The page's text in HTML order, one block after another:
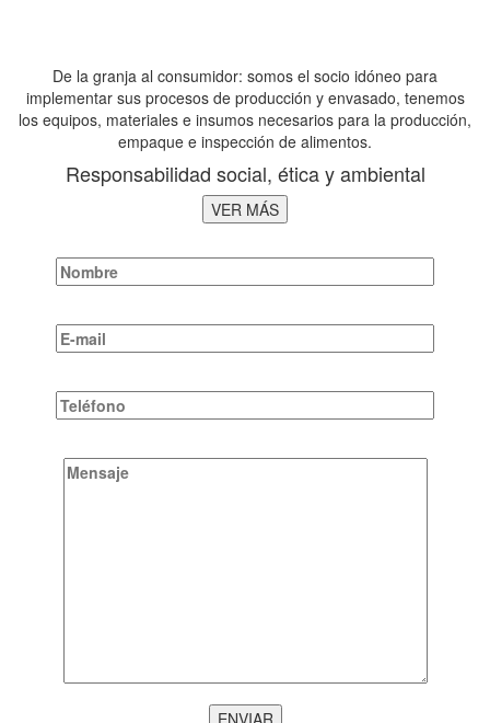
De la granja al consumidor: somos el socio idóneo para
implementar sus procesos de producción y envasado, tenemos
los equipos, materiales e insumos necesarios para la producción,
empaque e inspección de alimentos.
Responsabilidad social, ética y ambiental
VER MÁS